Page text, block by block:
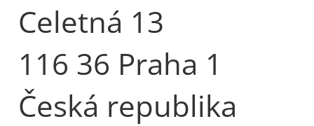
Celetná 13
116 36 Praha 1
Česká republika